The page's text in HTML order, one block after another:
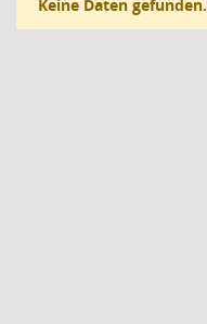
Keine Daten gefunden.